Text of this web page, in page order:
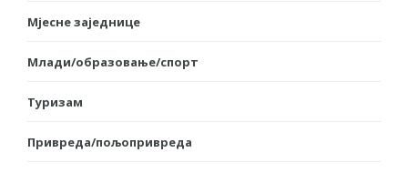
Мјесне заједнице
Млади/образовање/спорт
Туризам
Привреда/пољопривреда